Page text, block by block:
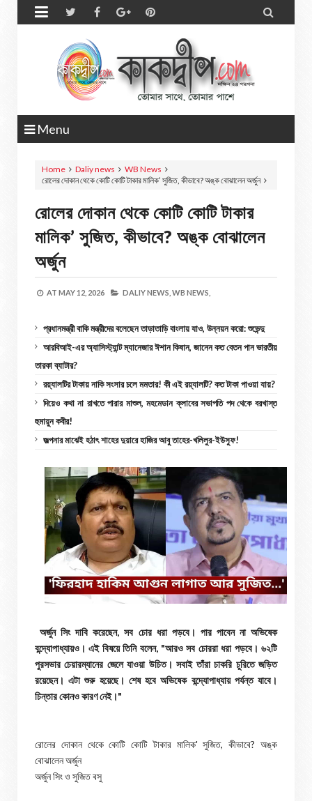
 
Menu
Home Daliy news
WB News
রোলের দোকান থেকে কোটি কোটি টাকার মালিক’ সুজিত, কীভাবে? অঙ্ক বোঝালেন অর্জুন
রোলের দোকান থেকে কোটি কোটি টাকার
মালিক’ সুজিত, কীভাবে? অঙ্ক বোঝালেন
অর্জুন
AT MAY 12, 2026 DALIY NEWS, WB NEWS,
প্রধানমন্ত্রী বাকি মন্ত্রীদের বলেছেন তাড়াতাড়ি বাংলায় যাও, উন্নয়ন করো: শুভেন্দু
আরবিআই-এর অ্যাসিস্ট্যান্ট ম্যানেজার ঈশান কিষান, জানেন কত বেতন পান ভারতীয়
তারকা ব্যাটার?
রয়্যালটির টাকায় নাকি সংসার চলে মমতার! কী এই রয়্যালটি? কত টাকা পাওয়া যায়?
দিয়েও কথা না রাখতে পারার মাশুল, মহমেডান ক্লাবের সভাপতি পদ থেকে বরখাস্ত
হুমায়ুন কবীর!
জল্পনার মাঝেই হঠাৎ শাহের দুয়ারে হাজির আবু তাহের-খলিলুর-ইউসুফ!
অর্জুন সিং দাবি করেছেন, সব চোর ধরা পড়বে। পার পাবেন না অভিষেক
বন্দ্যোপাধ্যায়ও। এই বিষয়ে তিনি বলেন, "আরও সব চোররা ধরা পড়বে। ৬২টি
পুরসভার চেয়ারম্যানের জেলে যাওয়া উচিত। সবাই তাঁরা চাকরি চুরিতে জড়িত
রয়েছেন। এটা শুরু হয়েছে। শেষ হবে অভিষেক বন্দ্যোপাধ্যায় পর্যন্ত যাবে।
চিন্তার কোনও কারণ নেই।"
রোলের দোকান থেকে কোটি কোটি টাকার মালিক' সুজিত, কীভাবে? অঙ্ক
বোঝালেন অর্জুন
অর্জুন সিং ও সুজিত বসু